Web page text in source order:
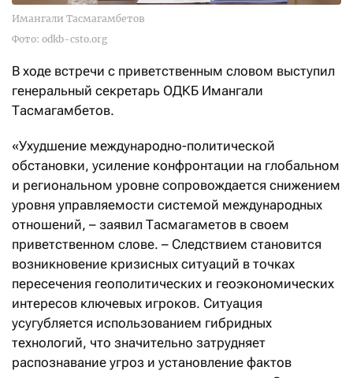
Имангали Тасмагамбетов
Фото: odkb-csto.org
В ходе встречи с приветственным словом выступил
генеральный секретарь ОДКБ Имангали
Тасмагамбетов.
«Ухудшение международно-политической
обстановки, усиление конфронтации на глобальном
и региональном уровне сопровождается снижением
уровня управляемости системой международных
отношений, – заявил Тасмагаметов в своем
приветственном слове. – Следствием становится
возникновение кризисных ситуаций в точках
пересечения геополитических и геоэкономических
интересов ключевых игроков. Ситуация
усугубляется использованием гибридных
технологий, что значительно затрудняет
распознавание угроз и установление фактов